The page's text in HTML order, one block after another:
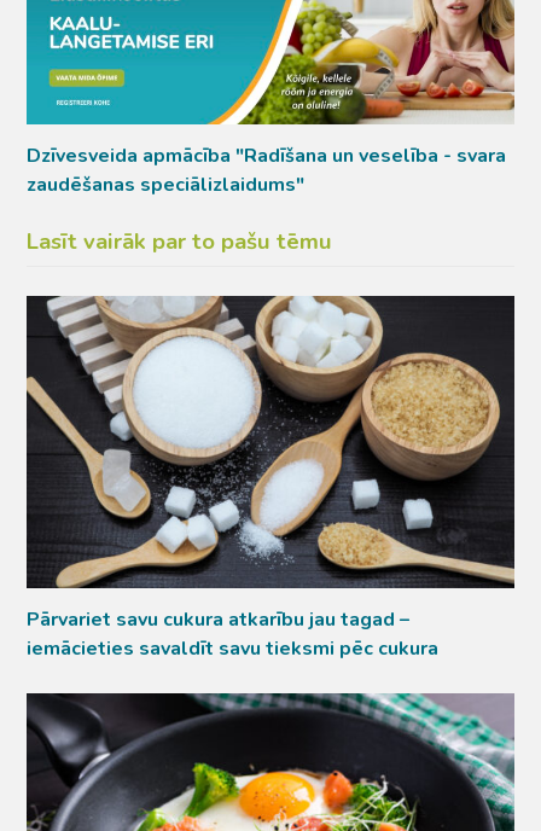
Dzīvesveida apmācība "Radīšana un veselība - svara
zaudēšanas speciālizlaidums"
Lasīt vairāk par to pašu tēmu
Pārvariet savu cukura atkarību jau tagad –
iemācieties savaldīt savu tieksmi pēc cukura